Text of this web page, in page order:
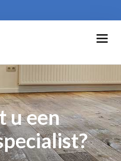
u een